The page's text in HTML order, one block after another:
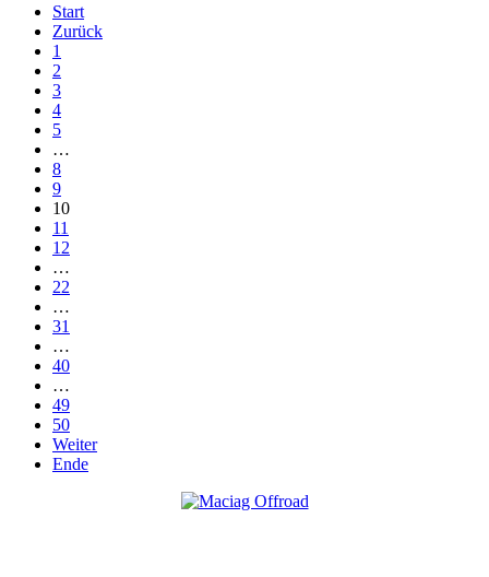
Start
Zurück
1
2
3
4
5
…
8
9
10
11
12
…
22
…
31
…
40
…
49
50
Weiter
Ende